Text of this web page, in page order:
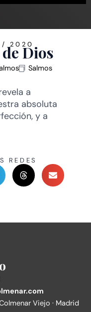
2020Dios
Salmos
a
absoluta
y a
REDES
Viejo · Madrid